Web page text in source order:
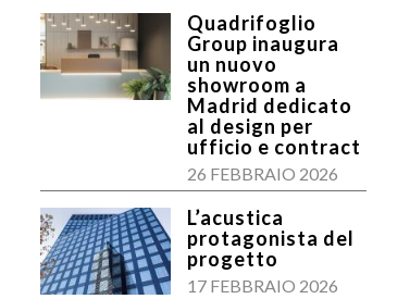
Quadrifoglio
Group inaugura
un nuovo
showroom a
Madrid dedicato
al design per
ufficio e contract
26 FEBBRAIO 2026
L’acustica
protagonista del
progetto
17 FEBBRAIO 2026